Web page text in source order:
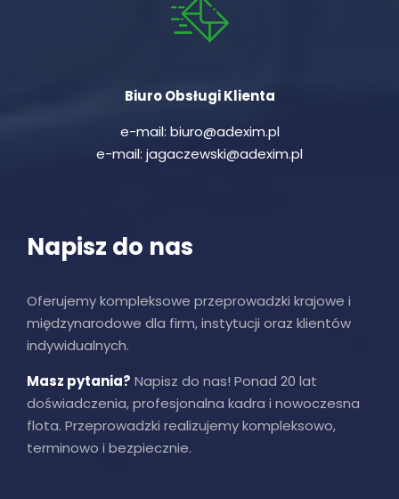
Biuro Obsługi Klienta
e-mail: biuro@adexim.pl
e-mail: jagaczewski@adexim.pl
Napisz do nas
Oferujemy kompleksowe przeprowadzki krajowe i
międzynarodowe dla firm, instytucji oraz klientów
indywidualnych.
Masz pytania? Napisz do nas! Ponad 20 lat
doświadczenia, profesjonalna kadra i nowoczesna
flota. Przeprowadzki realizujemy kompleksowo,
terminowo i bezpiecznie.